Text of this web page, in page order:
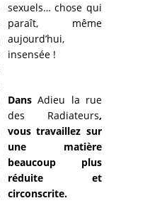
sexuels… chose qui
paraît, même
aujourd’hui,
insensée !
DansAdieu la rue
des Radiateurs,
vous travaillez sur
une matière
beaucoup plus
réduite et
circonscrite.